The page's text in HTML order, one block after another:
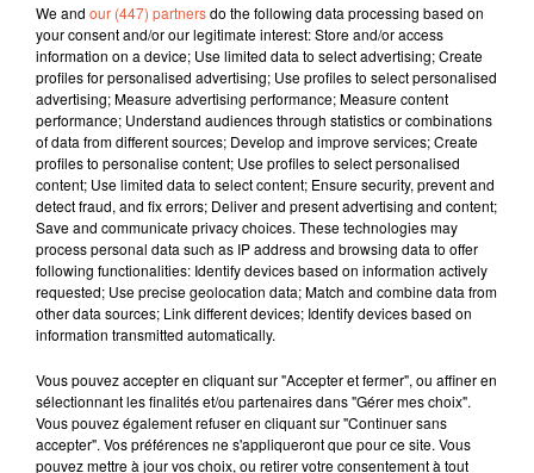
We and our (447) partnersdo the following data processing based on
your consent and/or our legitimate interest: Store and/or access
information on a device; Use limited data to select advertising; Create
profiles for personalised advertising; Use profiles to select personalised
advertising; Measure advertising performance; Measure content
performance; Understand audiences through statistics or combinations
of data from different sources; Develop and improve services; Create
profiles to personalise content; Use profiles to select personalised
content; Use limited data to select content; Ensure security, prevent and
detect fraud, and fix errors; Deliver and present advertising and content;
Save and communicate privacy choices. These technologies may
process personal data such as IP address and browsing data to offer
following functionalities: Identify devices based on information actively
requested; Use precise geolocation data; Match and combine data from
other data sources; Link different devices; Identify devices based on
information transmitted automatically.
Vous pouvez accepter en cliquant sur "Accepter et fermer", ou affiner en
sélectionnant les finalités et/ou partenaires dans "Gérer mes choix".
Vous pouvez également refuser en cliquant sur "Continuer sans
accepter". Vos préférences ne s'appliqueront que pour ce site. Vous
pouvez mettre à jour vos choix, ou retirer votre consentement à tout